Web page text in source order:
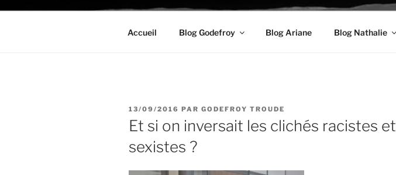
Accueil Blog Godefroy Blog Ariane Blog Nathalie
PUBLIÉ
LE
13/09/2016 PAR GODEFROY TROUDE
Et si on inversait les clichés racistes et
sexistes ?